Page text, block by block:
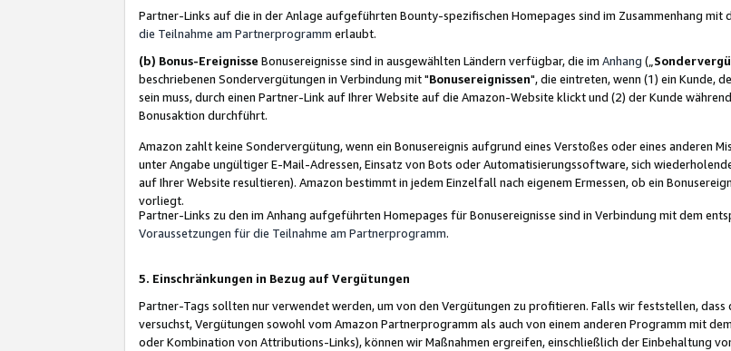
Partner-Links auf die in der Anlage aufgeführten Bounty-spezifischen Homepages sind im Zusammenhang
die Teilnahme am Partnerprogramm erlaubt.
(b) Bonus-Ereignisse Bonusereignisse sind in ausgewählten Ländern verfügbar, die im Anhang („
beschriebenen Sondervergütungen in Verbindung mit "Bonusereignissen", die eintreten, wenn (1) ein Kunde,
sein muss, durch einen Partner-Link auf Ihrer Website auf die Amazon-Website klickt und (2) der Kunde
Bonusaktion durchführt.
Amazon zahlt keine Sondervergütung, wenn ein Bonusereignis aufgrund eines Verstoßes oder eines anderen
unter Angabe ungültiger E-Mail-Adressen, Einsatz von Bots oder Automatisierungssoftware, sich
auf Ihrer Website resultieren). Amazon bestimmt in jedem Einzelfall nach eigenem Ermessen, ob ein
vorliegt.
Partner-Links zu den im Anhang aufgeführten Homepages für Bonusereignisse sind in Verbindung mit dem
Voraussetzungen für die Teilnahme am Partnerprogramm.
5. Einschränkungen in Bezug auf Vergütungen
Partner-Tags sollten nur verwendet werden, um von den Vergütungen zu profitieren. Falls wir feststellen,
versuchst, Vergütungen sowohl vom Amazon Partnerprogramm als auch von einem anderen Programm mit
oder Kombination von Attributions-Links), können wir Maßnahmen ergreifen, einschließlich der Einbehaltung